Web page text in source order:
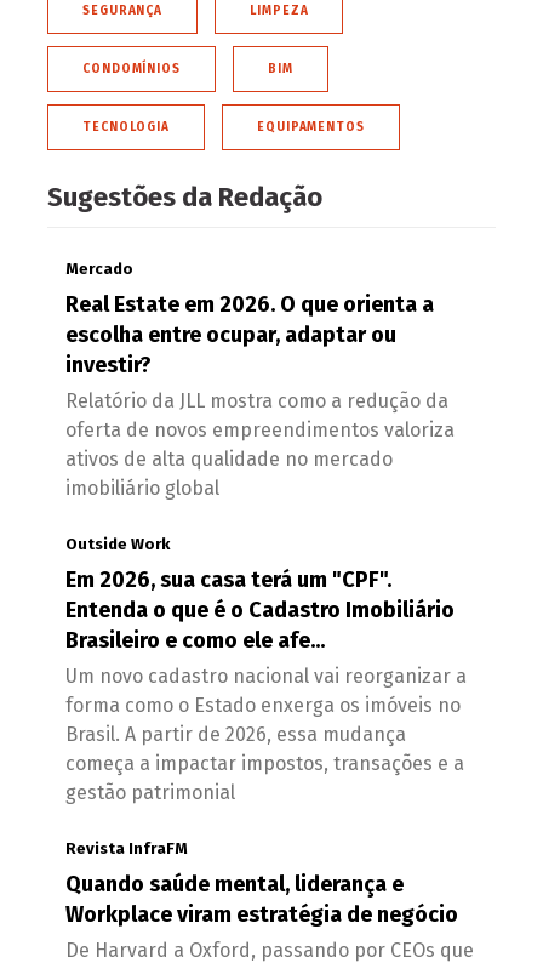
SEGURANÇA LIMPEZA
CONDOMÍNIOS BIM
TECNOLOGIA EQUIPAMENTOS
Sugestões da Redação
Mercado
Real Estate em 2026. O que orienta a
escolha entre ocupar, adaptar ou
investir?
Relatório da JLL mostra como a redução da
oferta de novos empreendimentos valoriza
ativos de alta qualidade no mercado
imobiliário global
Outside Work
Em 2026, sua casa terá um "CPF".
Entenda o que é o Cadastro Imobiliário
Brasileiro e como ele afe...
Um novo cadastro nacional vai reorganizar a
forma como o Estado enxerga os imóveis no
Brasil. A partir de 2026, essa mudança
começa a impactar impostos, transações e a
gestão patrimonial
Revista InfraFM
Quando saúde mental, liderança e
Workplace viram estratégia de negócio
De Harvard a Oxford, passando por CEOs que